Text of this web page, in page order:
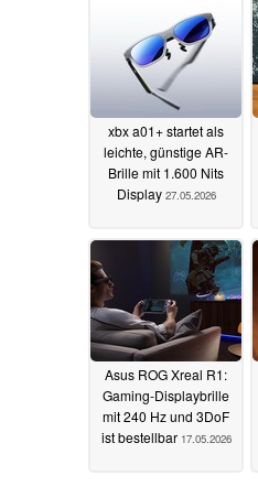
xbx a01+ startet als
leichte, günstige AR-
Brille mit 1.600 Nits
Display 27.05.2026
Asus ROG Xreal R1:
Gaming-Displaybrille
mit 240 Hz und 3DoF
ist bestellbar 17.05.2026